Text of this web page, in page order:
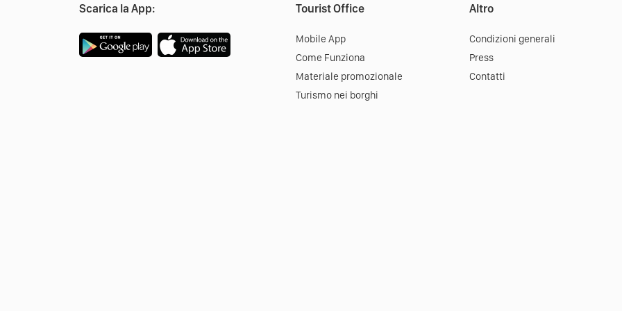
Scarica la App: Tourist Office
Mobile App
Come Funziona
Materiale promozionale
Turismo nei borghi
Altro
Condizioni generali
Press
Contatti